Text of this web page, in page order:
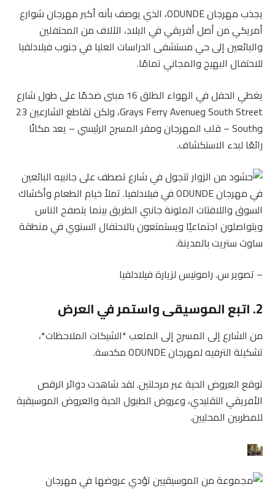
يجذب مهرجان ODUNDE، الذي يوصف بأنه أكبر مهرجان شوارع
أمريكي من أصل أفريقي في البلاد، الآلاف من المحتفلين
والبائعين إلى حي مستشفى الدراسات العليا في جنوب فيلادلفيا
للاحتفال البهيج والمجاني تمامًا.
يغطي الحفل في الهواء الطلق 16 مبنى ضخمًا على طول شارع
South Street وGrays Ferry Avenue، ولكن تقاطع الشارعين 23
وSouth – قلب المهرجان ومقر المسرح الرئيسي – يعد مكانًا
رائعًا لبدء الاستكشاف.
– تصوير س. رامونيس لزيارة فيلادلفيا
2. اتبع الموسيقى واستمر في العرض
من الشارع إلى المسرح إلى الملعب *الشيكات الملاحظات*،
تشكيلة الترفيه لمهرجان ODUNDE مكدسة.
توقع العروض الحية عبر مرحلتين. لقد شاهدت دوائر الرقص
الأفريقي التقليدي، وعروض الطبول الحية والعروض الموسيقية
للمطربين المحليين.